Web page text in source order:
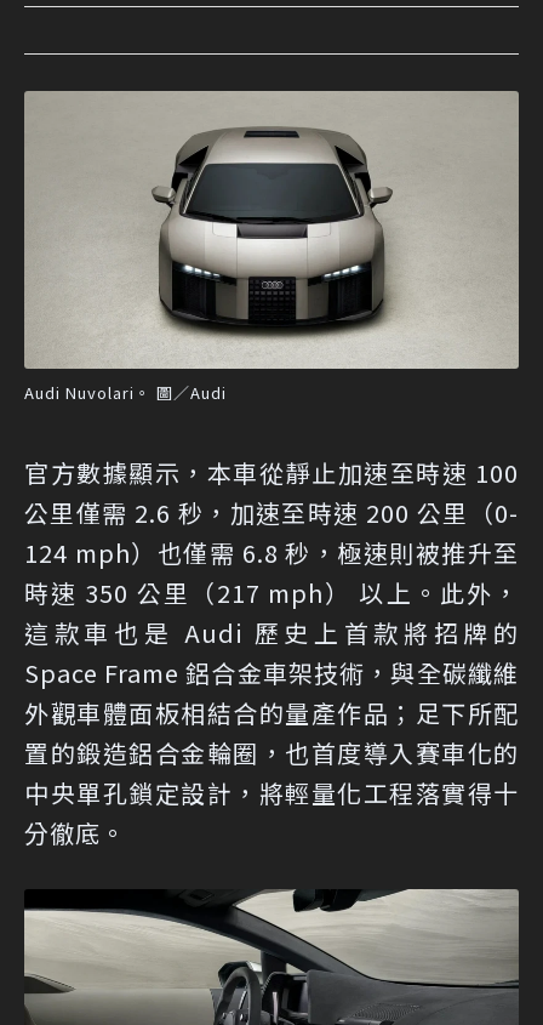
Audi Nuvolari。 圖／Audi
官方數據顯示，本車從靜止加速至時速 100
公里僅需 2.6 秒，加速至時速 200 公里（0-
124 mph）也僅需 6.8 秒，極速則被推升至
時速 350 公里（217 mph） 以上。此外，
這款車也是 Audi 歷史上首款將招牌的
Space Frame 鋁合金車架技術，與全碳纖維
外觀車體面板相結合的量產作品；足下所配
置的鍛造鋁合金輪圈，也首度導入賽車化的
中央單孔鎖定設計，將輕量化工程落實得十
分徹底。